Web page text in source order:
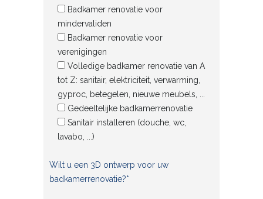
Badkamer renovatie voor
mindervaliden
Badkamer renovatie voor
verenigingen
Volledige badkamer renovatie van A
tot Z: sanitair, elektriciteit, verwarming,
gyproc, betegelen, nieuwe meubels, ...
Gedeeltelijke badkamerrenovatie
Sanitair installeren (douche, wc,
lavabo, ...)
Wilt u een 3D ontwerp voor uw
badkamerrenovatie?*